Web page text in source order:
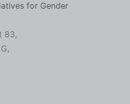
for Gender
83,